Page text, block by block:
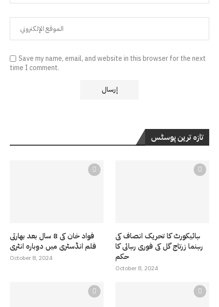
Save my name, email, and website in this browser for the next
time I comment.
تازہ ترین پوسٹس
فواد خان کی 8 سال بعد بھارتی
فلم انڈسٹری میں دوبارہ انٹری
October 8, 2024
ہائیکورٹ کا تحریک انصاف کی
رہنما زرتاج گل کی فوری رہائی کا
حکم
October 8, 2024